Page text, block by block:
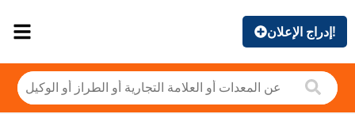
إدراج الإعلان!